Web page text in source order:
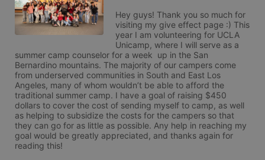
Hey guys! Thank you so much for
visiting my give effect page :) This
year I am volunteering for UCLA
Unicamp, where I will serve as a
summer camp counselor for a week  up in the San
Bernardino mountains. The majority of our campers come
from underserved communities in South and East Los
Angeles, many of whom wouldn’t be able to afford the
traditional summer camp. I have a goal of raising $450
dollars to cover the cost of sending myself to camp, as well
as helping to subsidize the costs for the campers so that
they can go for as little as possible. Any help in reaching my
goal would be greatly appreciated, and thanks again for
reading this!